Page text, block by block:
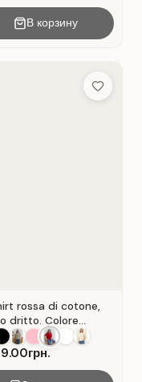
В корзину
Add to
rossa di cotone,
dritto. Colore